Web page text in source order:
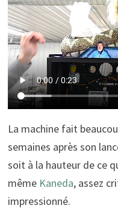
La machine fait
semaines après son
soit à la hauteur de ce
même Kaneda, assez
impressionné.